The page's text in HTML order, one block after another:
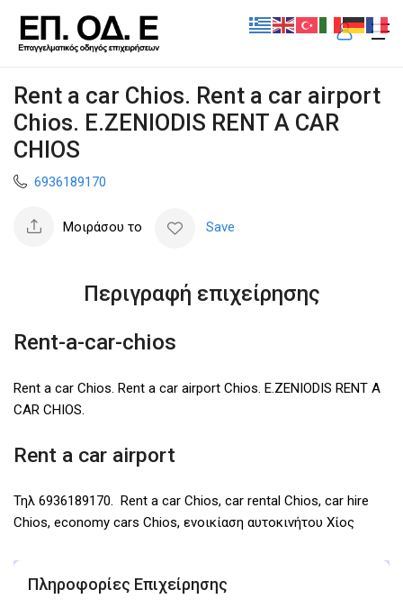
Rent a car Chios. Rent a car airport
Chios. E.ZENIODIS RENT A CAR
CHIOS
6936189170
Μοιράσου το Save
Περιγραφή επιχείρησης
Rent-a-car-chios
Rent a car Chios. Rent a car airport Chios. E.ZENIODIS RENT A
CAR CHIOS.
Rent a car airport
Τηλ 6936189170. Rent a car Chios, car rental Chios, car hire
Chios, economy cars Chios, ενοικίαση αυτοκινήτου Χίος
Πληροφορίες Επιχείρησης